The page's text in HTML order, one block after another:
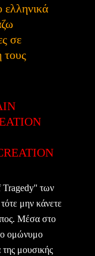
ελληνικά
σε
τους
Tragedy'' των
μην κάνετε
Μέσα στο
ομώνυμο
μουσικής